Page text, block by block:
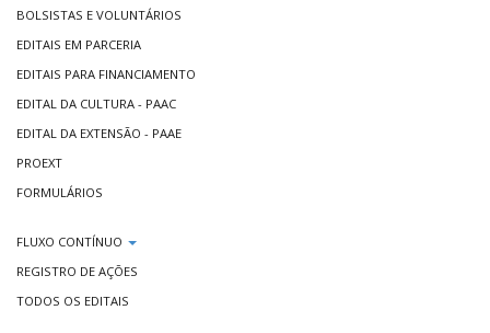
BOLSISTAS E VOLUNTÁRIOS
EDITAIS EM PARCERIA
EDITAIS PARA FINANCIAMENTO
EDITAL DA CULTURA - PAAC
EDITAL DA EXTENSÃO - PAAE
PROEXT
FORMULÁRIOS
FLUXO CONTÍNUO
REGISTRO DE AÇÕES
TODOS OS EDITAIS